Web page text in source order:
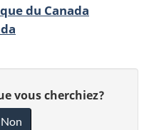
du Canada
vous cherchiez?
Non